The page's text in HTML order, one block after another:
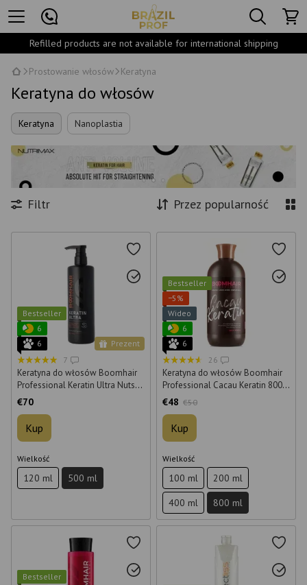
Refilled products are not available for international shipping
Prostowanie włosów Keratyna
Keratyna do włosów
Keratyna Nanoplastia
Filtr Przez popularność
Prezent
Bestseller
6
6
7
Keratyna do włosów Boomhair
Professional Keratin Ultra Nuts
500 ml
€70
Kup
Wielkość
120 ml 500 ml
Bestseller
−5%
Wideo
6
6
26
Keratyna do włosów Boomhair
Professional Cacau Keratin 800
ml
€48 €50
Kup
Wielkość
100 ml
200 ml
400 ml
800 ml
Bestseller